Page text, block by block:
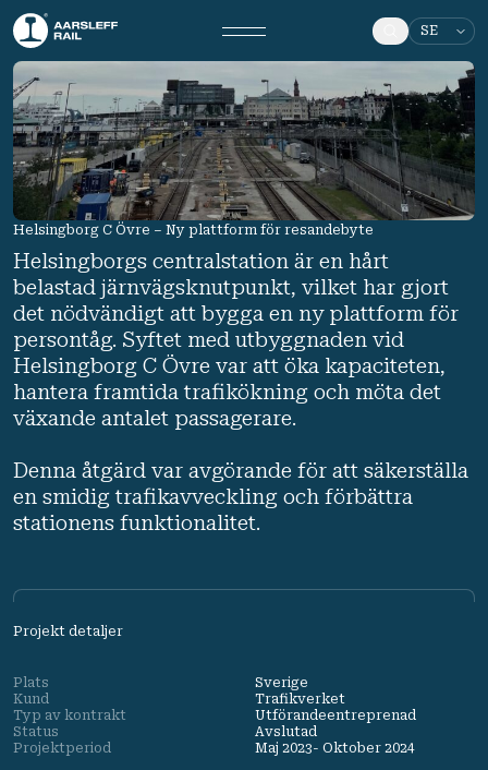
Helsingborg C Övre – Ny plattform för resandebyte
Helsingborgs centralstation är en hårt
belastad järnvägsknutpunkt, vilket har gjort
det nödvändigt att bygga en ny plattform för
persontåg. Syftet med utbyggnaden vid
Helsingborg C Övre var att öka kapaciteten,
hantera framtida trafikökning och möta det
växande antalet passagerare.
Denna åtgärd var avgörande för att säkerställa
en smidig trafikavveckling och förbättra
stationens funktionalitet.
Projekt detaljer
Plats
Sverige
Kund
Trafikverket
Typ av kontrakt
Utförandeentreprenad
Status
Avslutad
Projektperiod
Maj 2023- Oktober 2024